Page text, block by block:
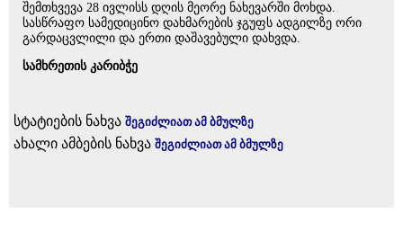
შემთხვევა 28 ივლისს დღის მეორე ნახევარში მოხდა.
სასწრაფო სამედიცინო დახმარების ჯგუფს ადგილზე ორი
გარდაცვლილი და ერთი დაშავებული დახვდა.
სამხრეთის კარიბჭე
სტატიების ნახვა შეგიძლიათ ამ ბმულზე
ახალი ამბების ნახვა შეგიძლიათ ამ ბმულზე